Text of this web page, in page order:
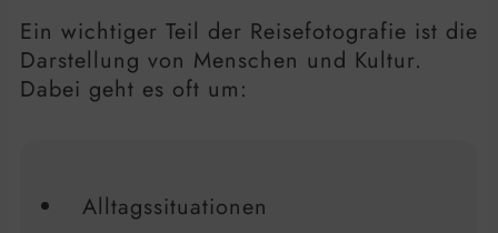
Ein wichtiger Teil der Reisefotografie ist die
Darstellung von Menschen und Kultur.
Dabei geht es oft um:
Alltagssituationen